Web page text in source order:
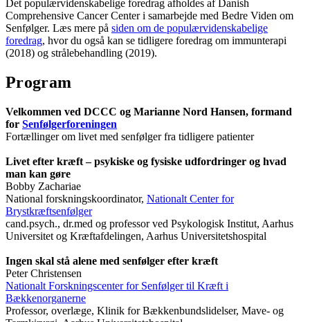
Det populærvidenskabelige foredrag afholdes af Danish
Comprehensive Cancer Center i samarbejde med Bedre Viden om
Senfølger. Læs mere på siden om de populærvidenskabelige
foredrag, hvor du også kan se tidligere foredrag om immunterapi
(2018) og strålebehandling (2019).
Program
Velkommen ved DCCC og Marianne Nord Hansen, formand
for Senfølgerforeningen
Fortællinger om livet med senfølger fra tidligere patienter
Livet efter kræft – psykiske og fysiske udfordringer og hvad
man kan gøre
Bobby Zachariae
National forskningskoordinator, Nationalt Center for
Brystkræftsenfølger
cand.psych., dr.med og professor ved Psykologisk Institut, Aarhus
Universitet og Kræftafdelingen, Aarhus Universitetshospital
Ingen skal stå alene med senfølger efter kræft
Peter Christensen
Nationalt Forskningscenter for Senfølger til Kræft i
Bækkenorganerne
Professor, overlæge, Klinik for Bækkenbundslidelser, Mave- og